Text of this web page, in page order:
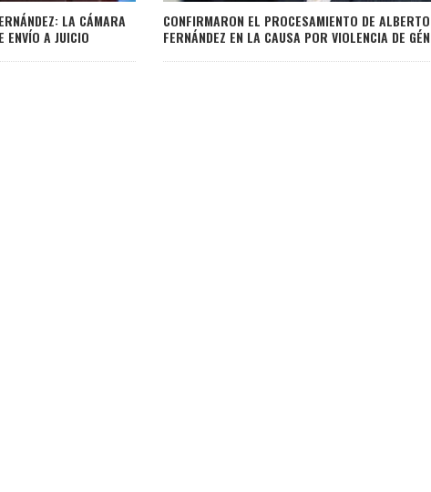
LA CÁMARA
ENVÍO A JUICIO
CONFIRMARON EL PROCESAMIENTO DE ALBERTO
FERNÁNDEZ EN LA CAUSA POR VIOLENCIA DE